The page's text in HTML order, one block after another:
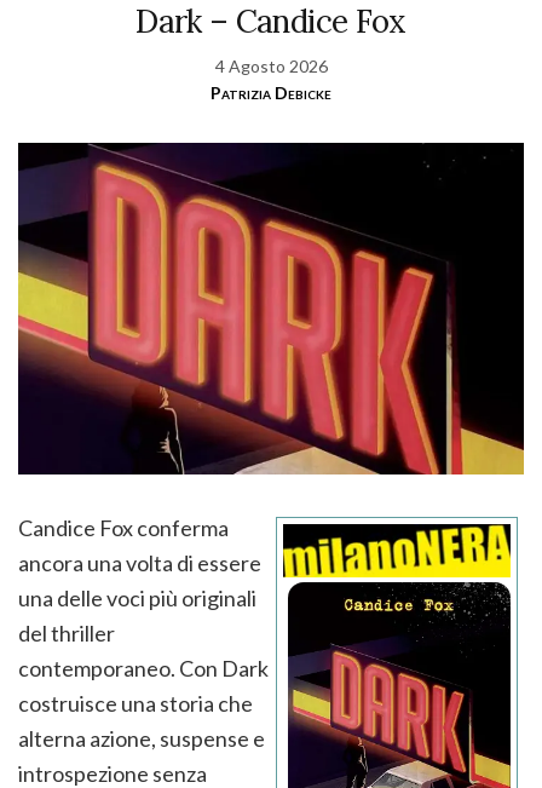
Dark – Candice Fox
4 Agosto 2026
Patrizia Debicke
Candice Fox conferma
ancora una volta di essere
una delle voci più originali
del thriller
contemporaneo. Con Dark
costruisce una storia che
alterna azione, suspense e
introspezione senza